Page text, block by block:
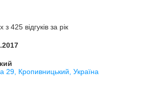
425 відгуків за рік
29, Кропивницький, Україна